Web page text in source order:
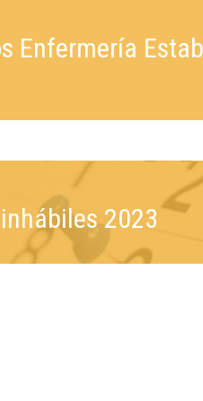
Enfermería
2023